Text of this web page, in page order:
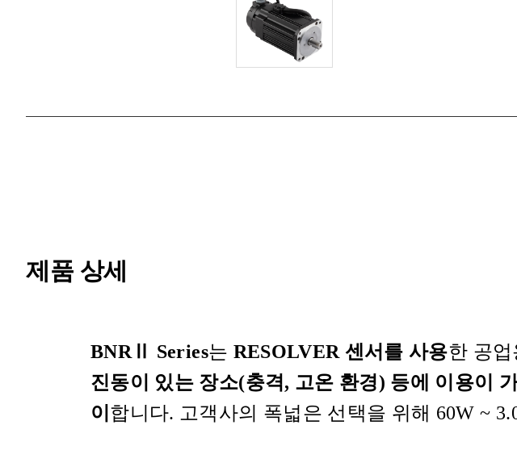
제품 상세
BNRⅡ Series는 RESOLVER 센서를 사용한 공
진동이 있는 장소(충격, 고온 환경) 등에 이용이
이 합니다. 고객사의 폭넓은 선택을 위해 60W ~